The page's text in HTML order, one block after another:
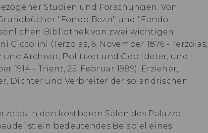
Studien und Forschungen. Von
"Fondo Bezzi" und " Fondo
Bibliothek von zwei wichtigen
(Terzolas, 6. November 1876 - Terzolas,
und Archivar, Politiker und Gebildeter, und
1914 - Trient, 25. Februar 1989), Erzieher,
Dichter und Verbreiter der solandrischen
in den kostbaren Sälen des Palazzo
ist ein bedeutendes Beispiel eines